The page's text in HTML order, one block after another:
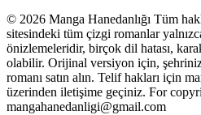
© 2026 Manga Hanedanlığı Tüm
sitesindeki tüm çizgi romanlar
önizlemeleridir, birçok dil hatası,
olabilir. Orijinal versiyon için,
romanı satın alın. Telif hakları için
üzerinden iletişime geçiniz. For
mangahanedanligi@gmail.com